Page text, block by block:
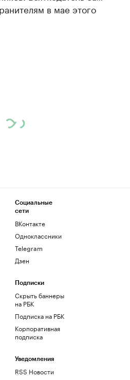
в мае этого
Социальные
сети
ВКонтакте
Одноклассники
Telegram
Дзен
Подписки
Скрыть баннеры
на РБК
Подписка на РБК
Корпоративная
подписка
Уведомления
RSS Новости